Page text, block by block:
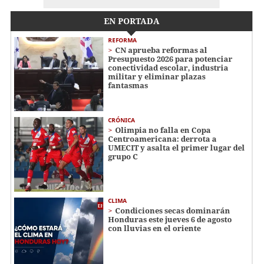
EN PORTADA
REFORMA
CN aprueba reformas al
Presupuesto 2026 para potenciar
conectividad escolar, industria
militar y eliminar plazas
fantasmas
CRÓNICA
Olimpia no falla en Copa
Centroamericana: derrota a
UMECIT y asalta el primer lugar del
grupo C
CLIMA
Condiciones secas dominarán
Honduras este jueves 6 de agosto
con lluvias en el oriente